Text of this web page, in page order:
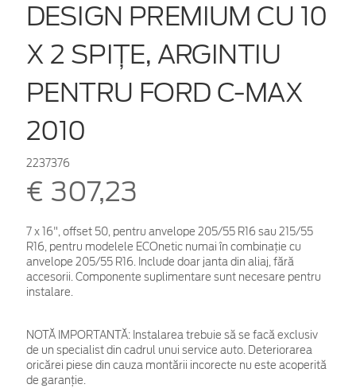
DESIGN PREMIUM CU 10
X 2 SPIŢE, ARGINTIU
PENTRU FORD C-MAX
2010
2237376
€ 307,23
7 x 16", offset 50, pentru anvelope 205/55 R16 sau 215/55
R16, pentru modelele ECOnetic numai în combinaţie cu
anvelope 205/55 R16. Include doar janta din aliaj, fără
accesorii. Componente suplimentare sunt necesare pentru
instalare.
NOTĂ IMPORTANTĂ: Instalarea trebuie să se facă exclusiv
de un specialist din cadrul unui service auto. Deteriorarea
oricărei piese din cauza montării incorecte nu este acoperită
de garanţie.